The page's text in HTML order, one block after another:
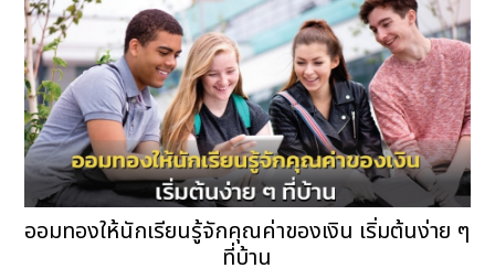
ออมทองให้นักเรียนรู้จักคุณค่าของเงิน เริ่มต้นง่าย ๆ
ที่บ้าน